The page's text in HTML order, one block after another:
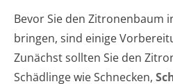
Bevor Sie den Zitronenbaum
bringen, sind einige
Zunächst sollten Sie den
Schädlinge wie Schnecken,